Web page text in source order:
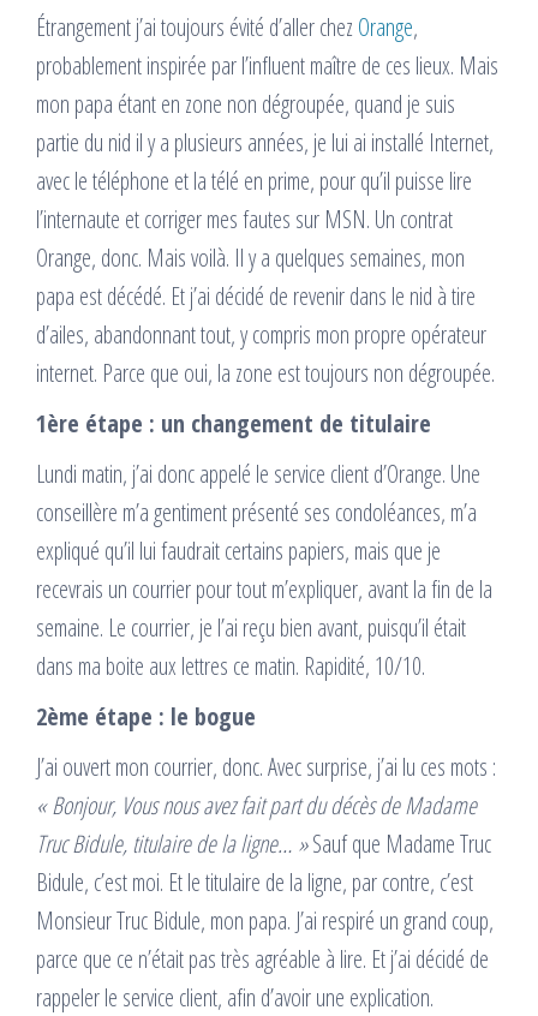
Étrangement j’ai toujours évité d’aller chez Orange,
probablement inspirée par l’influent maître de ces lieux. Mais
mon papa étant en zone non dégroupée, quand je suis
partie du nid il y a plusieurs années, je lui ai installé Internet,
avec le téléphone et la télé en prime, pour qu’il puisse lire
l’internaute et corriger mes fautes sur MSN. Un contrat
Orange, donc. Mais voilà. Il y a quelques semaines, mon
papa est décédé. Et j’ai décidé de revenir dans le nid à tire
d’ailes, abandonnant tout, y compris mon propre opérateur
internet. Parce que oui, la zone est toujours non dégroupée.
1ère étape : un changement de titulaire
Lundi matin, j’ai donc appelé le service client d’Orange. Une
conseillère m’a gentiment présenté ses condoléances, m’a
expliqué qu’il lui faudrait certains papiers, mais que je
recevrais un courrier pour tout m’expliquer, avant la fin de la
semaine. Le courrier, je l’ai reçu bien avant, puisqu’il était
dans ma boite aux lettres ce matin. Rapidité, 10/10.
2ème étape : le bogue
J’ai ouvert mon courrier, donc. Avec surprise, j’ai lu ces mots :
« Bonjour, Vous nous avez fait part du décès de Madame
Truc Bidule, titulaire de la ligne… »Sauf que Madame Truc
Bidule, c’est moi. Et le titulaire de la ligne, par contre, c’est
Monsieur Truc Bidule, mon papa. J’ai respiré un grand coup,
parce que ce n’était pas très agréable à lire. Et j’ai décidé de
rappeler le service client, afin d’avoir une explication.